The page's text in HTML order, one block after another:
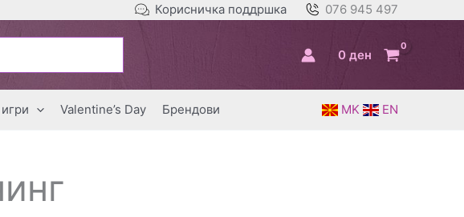
Корисничка поддршка 076 945 497
0 ден
Valentine’s Day Брендови MK EN